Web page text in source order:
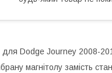
для Dodge Journey 2008-
магнітолу замість